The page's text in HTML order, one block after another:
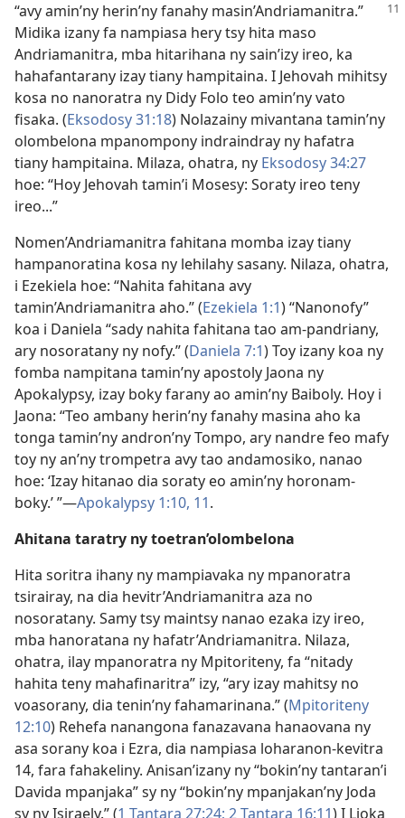
“avy amin’ny herin’ny fanahy masin’Andriamanitra.”
Midika izany fa nampiasa hery tsy hita maso
Andriamanitra, mba hitarihana ny sain’izy ireo, ka
hahafantarany izay tiany hampitaina. I Jehovah mihitsy
kosa no nanoratra ny Didy Folo teo amin’ny vato
fisaka. (Eksodosy 31:18) Nolazainy mivantana tamin’ny
olombelona mpanompony indraindray ny hafatra
tiany hampitaina. Milaza, ohatra, ny Eksodosy 34:27
hoe: “Hoy Jehovah tamin’i Mosesy: Soraty ireo teny
ireo...”
Nomen’Andriamanitra fahitana momba izay tiany
hampanoratina kosa ny lehilahy sasany. Nilaza, ohatra,
i Ezekiela hoe: “Nahita fahitana avy
tamin’Andriamanitra aho.” (Ezekiela 1:1) “Nanonofy”
koa i Daniela “sady nahita fahitana tao am-pandriany,
ary nosoratany ny nofy.” (Daniela 7:1) Toy izany koa ny
fomba nampitana tamin’ny apostoly Jaona ny
Apokalypsy, izay boky farany ao amin’ny Baiboly. Hoy i
Jaona: “Teo ambany herin’ny fanahy masina aho ka
tonga tamin’ny andron’ny Tompo, ary nandre feo mafy
toy ny an’ny trompetra avy tao andamosiko, nanao
hoe: ‘Izay hitanao dia soraty eo amin’ny horonam-
boky.’ ”—Apokalypsy 1:10, 11.
Ahitana taratry ny toetran’olombelona
Hita soritra ihany ny mampiavaka ny mpanoratra
tsirairay, na dia hevitr’Andriamanitra aza no
nosoratany. Samy tsy maintsy nanao ezaka izy ireo,
mba hanoratana ny hafatr’Andriamanitra. Nilaza,
ohatra, ilay mpanoratra ny Mpitoriteny, fa “nitady
hahita teny mahafinaritra” izy, “ary izay mahitsy no
voasorany, dia tenin’ny fahamarinana.” (Mpitoriteny
12:10) Rehefa nanangona fanazavana hanaovana ny
asa sorany koa i Ezra, dia nampiasa loharanon-kevitra
14, fara fahakeliny. Anisan’izany ny “bokin’ny tantaran’i
Davida mpanjaka” sy ny “bokin’ny mpanjakan’ny Joda
sy ny Isiraely.” (1 Tantara 27:24; 2 Tantara 16:11) I Lioka